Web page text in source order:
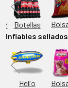
Botellas
Inflables sellados
Helio